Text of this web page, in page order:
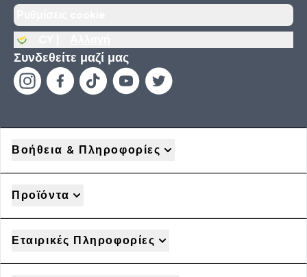
Συνδεθείτε μαζί μας
Βοήθεια & Πληροφορίες
Προϊόντα
Εταιρικές Πληροφορίες